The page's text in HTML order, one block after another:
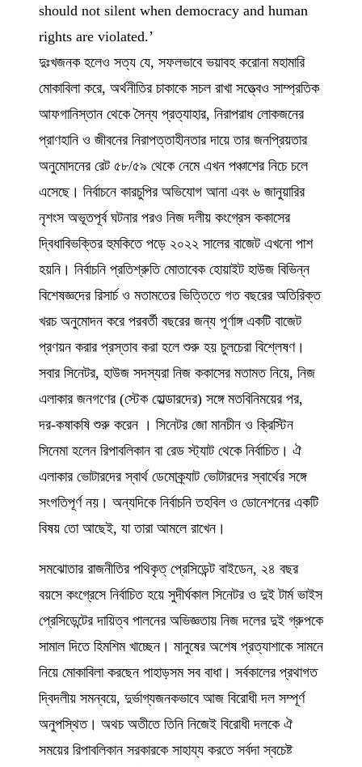
should not silent when democracy and human
rights are violated.’
দুঃখজনক হলেও সত্য যে, সফলভাবে ভয়াবহ করোনা মহামারি
মোকাবিলা করে, অর্থনীতির চাকাকে সচল রাখা সত্ত্বেও সাম্প্রতিক
আফগানিস্তান থেকে সৈন্য প্রত্যাহার, নিরাপরাধ লোকজনের
প্রাণহানি ও জীবনের নিরাপত্তাহীনতার দায়ে তার জনপ্রিয়তার
অনুমোদনের রেট ৫৮/৫৯ থেকে নেমে এখন পঞ্চাশের নিচে চলে
এসেছে। নির্বাচনে কারচুপির অভিযোগ আনা এবং ৬ জানুয়ারির
নৃশংস অভূতপূর্ব ঘটনার পরও নিজ দলীয় কংগ্রেস ককাসের
দ্বিধাবিভক্তির হুমকিতে পড়ে ২০২২ সালের বাজেট এখনো পাশ
হয়নি। নির্বাচনি প্রতিশ্রুতি মোতাবেক হোয়াইট হাউজ বিভিন্ন
বিশেষজ্ঞদের রিসার্চ ও মতামতের ভিত্তিতে গত বছরের অতিরিক্ত
খরচ অনুমোদন করে পরবর্তী বছরের জন্য পূর্ণাঙ্গ একটি বাজেট
প্রণয়ন করার প্রস্তাব করা হলে শুরু হয় চুলচেরা বিশ্লেষণ।
সবার সিনেটর, হাউজ সদস্যরা নিজ ককাসের মতামত নিয়ে, নিজ
এলাকার জনগণের (স্টেক হোল্ডারদের) সঙ্গে মতবিনিময়ের পর,
দর-কষাকষি শুরু করেন । সিনেটর জো মানচীন ও ক্রিস্টিন
সিনেমা হলেন রিপাবলিকান বা রেড স্ট্যাট থেকে নির্বাচিত। ঐ
এলাকার ভোটারদের স্বার্থ ডেমোক্র্যাট ভোটারদের স্বার্থের সঙ্গে
সংগতিপূর্ণ নয়। অন্যদিকে নির্বাচনি তহবিল ও ডোনেশনের একটি
বিষয় তো আছেই, যা তারা আমলে রাখেন।
সমঝোতার রাজনীতির পথিকৃত্ প্রেসিডেন্ট বাইডেন, ২৪ বছর
বয়সে কংগ্রেসে নির্বাচিত হয়ে সুদীর্ঘকাল সিনেটর ও দুই টার্ম ভাইস
প্রেসিডেন্টের দায়িত্ব পালনের অভিজ্ঞতায় নিজ দলের দুই গ্রুপকে
সামাল দিতে হিমশিম খাচ্ছেন। মানুষের অশেষ প্রত্যাশাকে সামনে
নিয়ে মোকাবিলা করছেন পাহাড়সম সব বাধা। সর্বকালের প্রথাগত
দ্বিদলীয় সমন্বয়ে, দুর্ভাগ্যজনকভাবে আজ বিরোধী দল সম্পূর্ণ
অনুপস্থিত। অথচ অতীতে তিনি নিজেই বিরোধী দলকে ঐ
সময়ের রিপাবলিকান সরকারকে সাহায্য করতে সর্বদা স্বচেষ্ট